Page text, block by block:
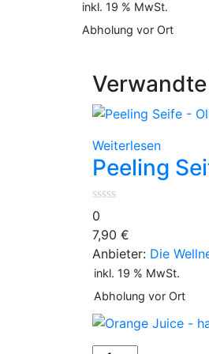
inkl. 19 % MwSt.
Abholung vor Ort
Weiterlesen
Peeling
0
7,90 €
Anbieter: Die
inkl. 19 % MwSt.
Abholung vor Ort